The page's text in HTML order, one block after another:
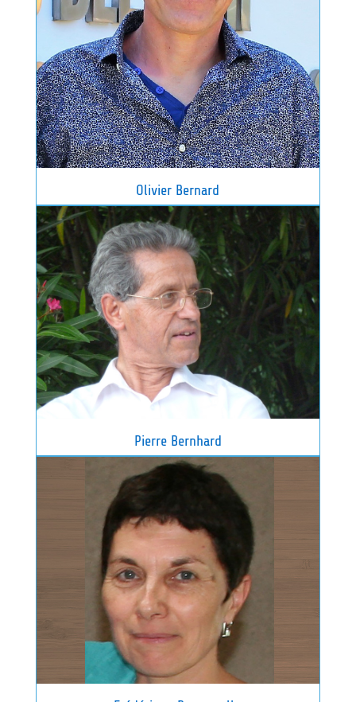
Olivier Bernard
Pierre Bernhard